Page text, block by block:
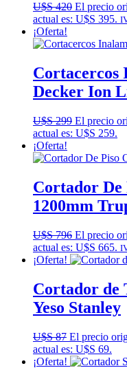
U$S420 El precio
actual es: U$S 395.
¡Oferta!
Cortacercos
Decker Ion
U$S299 El precio
actual es: U$S 259.
¡Oferta!
Cortador De
1200mm
U$S796 El precio
actual es: U$S 665.
¡Oferta!
Cortador de
Yeso Stanley
U$S87 El precio
actual es: U$S 69.
¡Oferta!